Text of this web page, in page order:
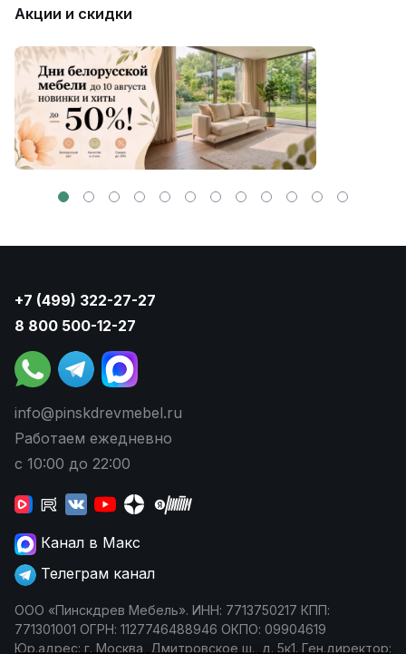
Акции и скидки
+7 (499) 322-27-27
8 800 500-12-27
info@pinskdrevmebel.ru
Работаем ежедневно
с 10:00 до 22:00
Канал в Макс
Телеграм канал
ООО «Пинскдрев Мебель». ИНН: 7713750217 КПП:
771301001 ОГРН: 1127746488946 ОКПО: 09904619
Юр.адрес: г. Москва, Дмитровское ш., д. 5к1. Ген.директор: